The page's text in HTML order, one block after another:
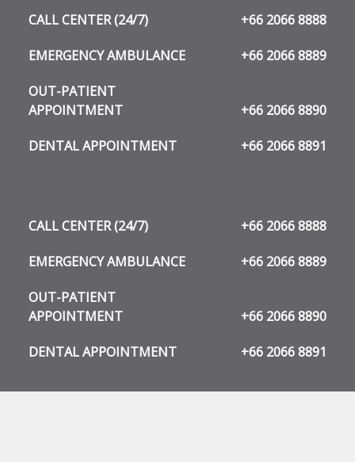
CALL CENTER (24/7) +66 2066 8888
EMERGENCY AMBULANCE +66 2066 8889
OUT-PATIENT
APPOINTMENT
+66 2066 8890
DENTAL APPOINTMENT +66 2066 8891
CALL CENTER (24/7) +66 2066 8888
EMERGENCY AMBULANCE +66 2066 8889
OUT-PATIENT
APPOINTMENT
+66 2066 8890
DENTAL APPOINTMENT +66 2066 8891